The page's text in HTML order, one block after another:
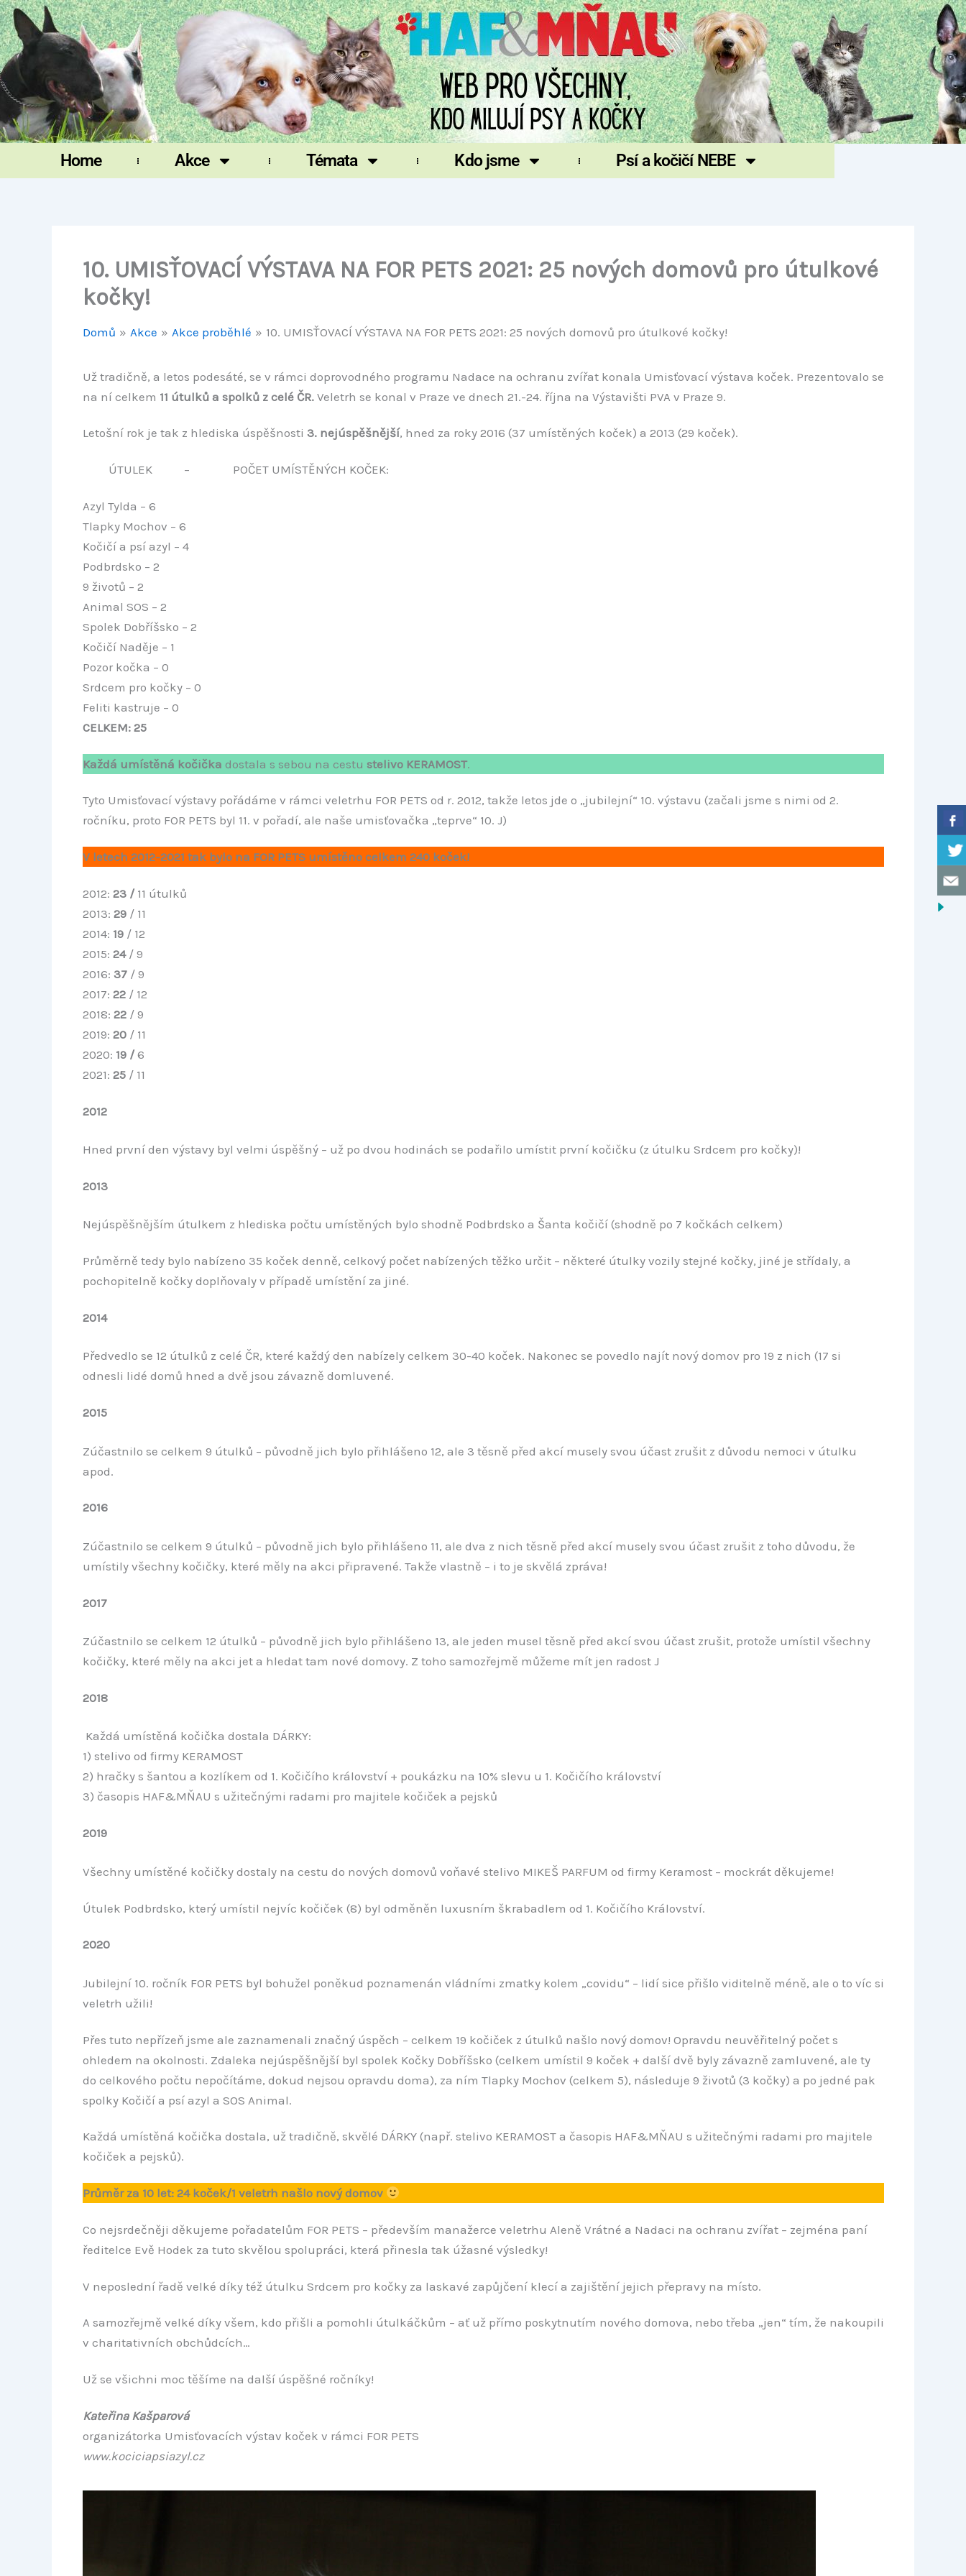
Přeskočit
na
obsah
Home Akce Témata Kdo jsme Psí a kočičí NEBE
10. UMISŤOVACÍ VÝSTAVA NA FOR PETS 2021: 25 nových domovů pro útulkové
kočky!
Domů Akce Akce proběhlé 10. UMISŤOVACÍ VÝSTAVA NA FOR PETS 2021: 25 nových domovů pro útulkové kočky!
Už tradičně, a letos podesáté, se v rámci doprovodného programu Nadace na ochranu zvířat konala Umisťovací výstava koček. Prezentovalo se
na ní celkem 11 útulků a spolků z celé ČR.Veletrh se konal v Praze ve dnech 21.-24. října na Výstavišti PVA v Praze 9.
Letošní rok je tak z hlediska úspěšnosti 3. nejúspěšnější, hned za roky 2016 (37 umístěných koček) a 2013 (29 koček).
ÚTULEK – POČET UMÍSTĚNÝCH KOČEK:
Azyl Tylda – 6
Tlapky Mochov – 6
Kočičí a psí azyl – 4
Podbrdsko – 2
9 životů – 2
Animal SOS – 2
Spolek Dobříšsko – 2
Kočičí Naděje – 1
Pozor kočka – 0
Srdcem pro kočky – 0
Feliti kastruje – 0
CELKEM: 25
Každá umístěná kočička dostala s sebou na cestu stelivo KERAMOST.
Tyto Umisťovací výstavy pořádáme v rámci veletrhu FOR PETS od r. 2012, takže letos jde o „jubilejní“ 10. výstavu (začali jsme s nimi od 2.
ročníku, proto FOR PETS byl 11. v pořadí, ale naše umisťovačka „teprve“ 10. J)
V letech 2012-2021 tak bylo na FOR PETS umístěno celkem 240 koček!
2012: 23 /11 útulků
2013: 29/ 11
2014: 19/ 12
2015: 24/ 9
2016: 37/ 9
2017: 22/ 12
2018: 22/ 9
2019: 20/ 11
2020: 19 /6
2021: 25/ 11
2012
Hned první den výstavy byl velmi úspěšný – už po dvou hodinách se podařilo umístit první kočičku (z útulku Srdcem pro kočky)!
2013
Nejúspěšnějším útulkem z hlediska počtu umístěných bylo shodně Podbrdsko a Šanta kočičí (shodně po 7 kočkách celkem)
Průměrně tedy bylo nabízeno 35 koček denně, celkový počet nabízených těžko určit – některé útulky vozily stejné kočky, jiné je střídaly, a
pochopitelně kočky doplňovaly v případě umístění za jiné.
2014
Předvedlo se 12 útulků z celé ČR, které každý den nabízely celkem 30-40 koček. Nakonec se povedlo najít nový domov pro 19 z nich (17 si
odnesli lidé domů hned a dvě jsou závazně domluvené.
2015
Zúčastnilo se celkem 9 útulků – původně jich bylo přihlášeno 12, ale 3 těsně před akcí musely svou účast zrušit z důvodu nemoci v útulku
apod.
2016
Zúčastnilo se celkem 9 útulků – původně jich bylo přihlášeno 11, ale dva z nich těsně před akcí musely svou účast zrušit z toho důvodu, že
umístily všechny kočičky, které měly na akci připravené. Takže vlastně – i to je skvělá zpráva!
2017
Zúčastnilo se celkem 12 útulků – původně jich bylo přihlášeno 13, ale jeden musel těsně před akcí svou účast zrušit, protože umístil všechny
kočičky, které měly na akci jet a hledat tam nové domovy. Z toho samozřejmě můžeme mít jen radost J
2018
Každá umístěná kočička dostala DÁRKY:
1) stelivo od firmy KERAMOST
2) hračky s šantou a kozlíkem od 1. Kočičího království + poukázku na 10% slevu u 1. Kočičího království
3) časopis HAF&MŇAU s užitečnými radami pro majitele kočiček a pejsků
2019
Všechny umístěné kočičky dostaly na cestu do nových domovů voňavé stelivo MIKEŠ PARFUM od firmy Keramost – mockrát děkujeme!
Útulek Podbrdsko, který umístil nejvíc kočiček (8) byl odměněn luxusním škrabadlem od 1. Kočičího Království.
2020
Jubilejní 10. ročník FOR PETS byl bohužel poněkud poznamenán vládními zmatky kolem „covidu“ – lidí sice přišlo viditelně méně, ale o to víc si
veletrh užili!
Přes tuto nepřízeň jsme ale zaznamenali značný úspěch – celkem 19 kočiček z útulků našlo nový domov! Opravdu neuvěřitelný počet s
ohledem na okolnosti. Zdaleka nejúspěšnější byl spolek Kočky Dobříšsko (celkem umístil 9 koček + další dvě byly závazně zamluvené, ale ty
do celkového počtu nepočítáme, dokud nejsou opravdu doma), za ním Tlapky Mochov (celkem 5), následuje 9 životů (3 kočky) a po jedné pak
spolky Kočičí a psí azyl a SOS Animal.
Každá umístěná kočička dostala, už tradičně, skvělé DÁRKY (např. stelivo KERAMOST a časopis HAF&MŇAU s užitečnými radami pro majitele
kočiček a pejsků).
Průměr za 10 let: 24 koček/1 veletrh našlo nový domov
Co nejsrdečněji děkujeme pořadatelům FOR PETS – především manažerce veletrhu Aleně Vrátné a Nadaci na ochranu zvířat – zejména paní
ředitelce Evě Hodek za tuto skvělou spolupráci, která přinesla tak úžasné výsledky!
V neposlední řadě velké díky též útulku Srdcem pro kočky za laskavé zapůjčení klecí a zajištění jejich přepravy na místo.
A samozřejmě velké díky všem, kdo přišli a pomohli útulkáčkům – ať už přímo poskytnutím nového domova, nebo třeba „jen“ tím, že nakoupili
v charitativních obchůdcích…
Už se všichni moc těšíme na další úspěšné ročníky!
Kateřina Kašparová
organizátorka Umisťovacích výstav koček v rámci FOR PETS
www.kociciapsiazyl.cz